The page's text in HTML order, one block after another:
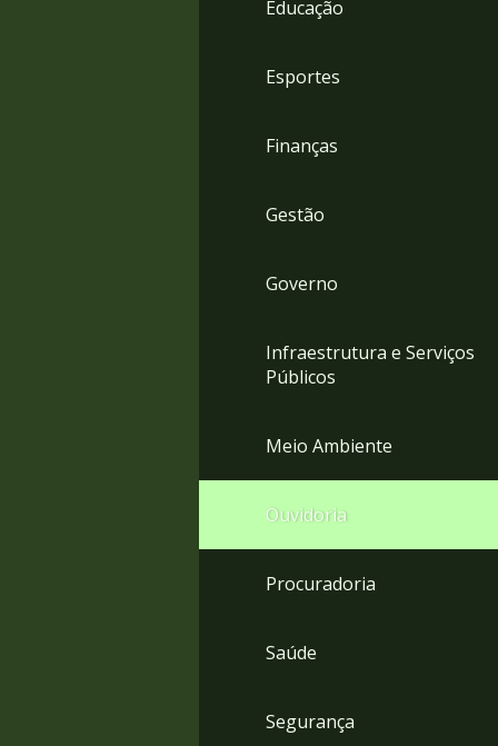
Educação
Esportes
Finanças
Gestão
Governo
Infraestrutura e Serviços
Públicos
Meio Ambiente
Ouvidoria
Procuradoria
Saúde
Segurança